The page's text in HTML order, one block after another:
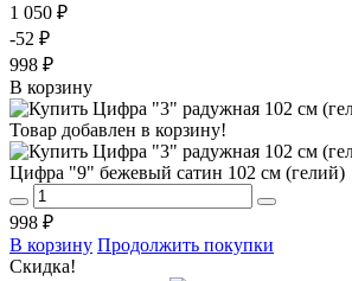
1 050 ₽
-52 ₽
998 ₽
В корзину
Товар добавлен в корзину!
Цифра "9" бежевый сатин 102 см (гелий)
998 ₽
В корзину Продолжить покупки
Скидка!